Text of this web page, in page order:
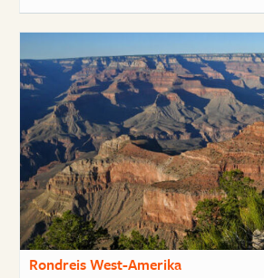
Rondreis West-Amerika